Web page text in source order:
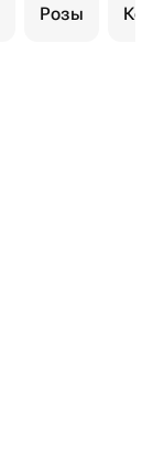
Розы